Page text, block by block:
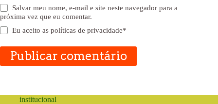
Salvar meu nome, e-mail e site neste navegador para a
próxima vez que eu comentar.
Eu aceito aspolíticas de privacidade*
Publicar comentário
institucional